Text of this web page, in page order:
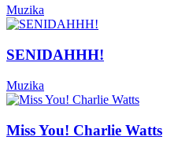
Muzika
SENIDAHHH!
Muzika
Miss You! Charlie Watts